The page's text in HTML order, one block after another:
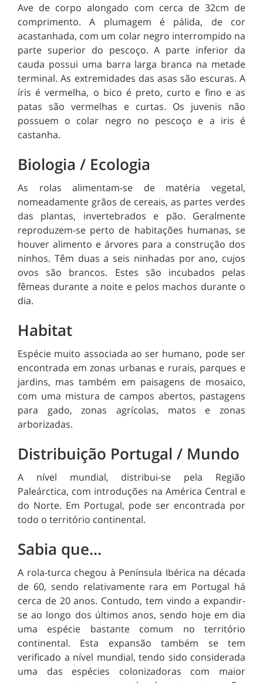
Ave de corpo alongado com cerca de 32cm de
comprimento. A plumagem é pálida, de cor
acastanhada, com um colar negro interrompido na
parte superior do pescoço. A parte inferior da
cauda possui uma barra larga branca na metade
terminal. As extremidades das asas são escuras. A
íris é vermelha, o bico é preto, curto e fino e as
patas são vermelhas e curtas. Os juvenis não
possuem o colar negro no pescoço e a iris é
castanha.
Biologia / Ecologia
As rolas alimentam-se de matéria vegetal,
nomeadamente grãos de cereais, as partes verdes
das plantas, invertebrados e pão. Geralmente
reproduzem-se perto de habitações humanas, se
houver alimento e árvores para a construção dos
ninhos. Têm duas a seis ninhadas por ano, cujos
ovos são brancos. Estes são incubados pelas
fêmeas durante a noite e pelos machos durante o
dia.
Habitat
Espécie muito associada ao ser humano, pode ser
encontrada em zonas urbanas e rurais, parques e
jardins, mas também em paisagens de mosaico,
com uma mistura de campos abertos, pastagens
para gado, zonas agrícolas, matos e zonas
arborizadas.
Distribuição Portugal / Mundo
A nível mundial, distribui-se pela Região
Paleárctica, com introduções na América Central e
do Norte. Em Portugal, pode ser encontrada por
todo o território continental.
Sabia que...
A rola-turca chegou à Península Ibérica na década
de 60, sendo relativamente rara em Portugal há
cerca de 20 anos. Contudo, tem vindo a expandir-
se ao longo dos últimos anos, sendo hoje em dia
uma espécie bastante comum no território
continental. Esta expansão também se tem
verificado a nível mundial, tendo sido considerada
uma das espécies colonizadoras com maior